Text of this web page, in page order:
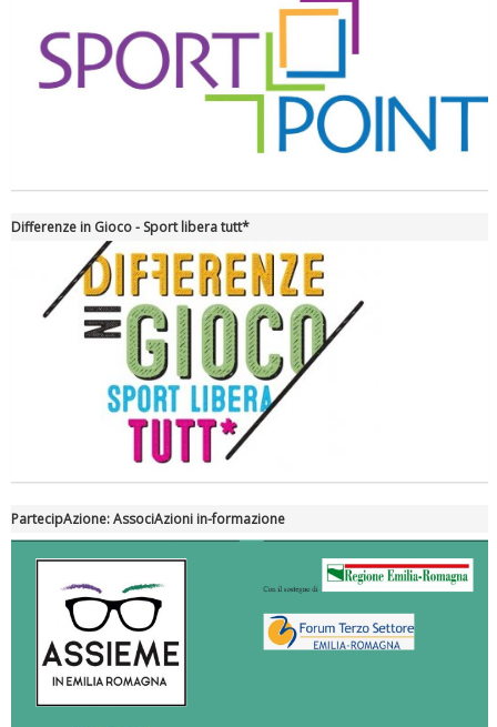
La formazione Uisp rallenta ma prosegue anche in estate
Tiziano Pesce nel Cda di Fondazione Terzjus: prima riunione a
Differenze in Gioco - Sport libera tutt*
PartecipAzione: AssociAzioni in-formazione